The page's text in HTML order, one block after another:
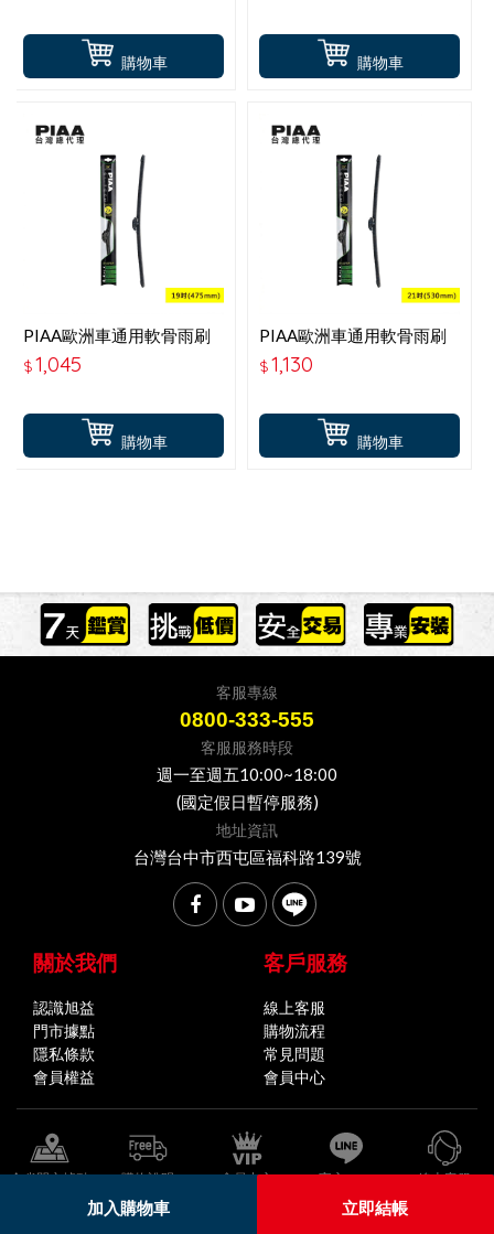
加入購物車 立即結帳
購物車 購物車
購物車
PIAA歐洲車通用軟骨雨刷
19P吋-97048B
$1,045
購物車
PIAA歐洲車通用軟骨雨刷
21吋-P97053B
$1,130
客服專線
0800-333-555
客服服務時段
週一至週五10:00~18:00
(國定假日暫停服務)
地址資訊
台灣台中市西屯區福科路139號
關於我們
認識旭益
門市據點
隱私條款
會員權益
客戶服務
線上客服
購物流程
常見問題
會員中心
全省門市據點 購物說明 會員中心 官方LINE 線上客服